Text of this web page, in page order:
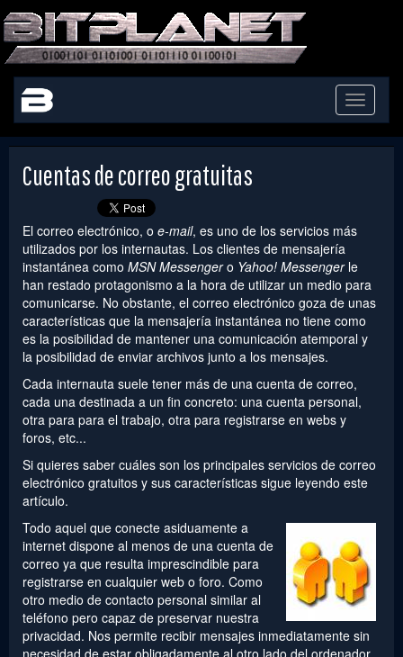
Toggle
Cuentas de correo gratuitas
El correo electrónico, o e-mail, es uno de los servicios más
utilizados por los internautas. Los clientes de mensajería
instantánea como MSN Messengero Yahoo! Messengerle
han restado protagonismo a la hora de utilizar un medio para
comunicarse. No obstante, el correo electrónico goza de unas
características que la mensajería instantánea no tiene como
es la posibilidad de mantener una comunicación atemporal y
la posibilidad de enviar archivos junto a los mensajes.
Cada internauta suele tener más de una cuenta de correo,
cada una destinada a un fin concreto: una cuenta personal,
otra para para el trabajo, otra para registrarse en webs y
foros, etc...
Si quieres saber cuáles son los principales servicios de correo
electrónico gratuitos y sus características sigue leyendo este
artículo.
Todo aquel que conecte asiduamente a
internet dispone al menos de una cuenta de
correo ya que resulta imprescindible para
registrarse en cualquier web o foro. Como
otro medio de contacto personal similar al
teléfono pero capaz de preservar nuestra
privacidad. Nos permite recibir mensajes inmediatamente sin
necesidad de estar obligadamente al otro lado del ordenador